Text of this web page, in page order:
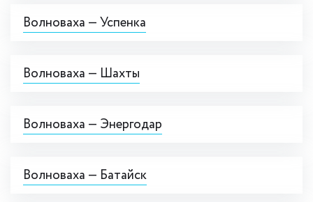
Волноваха — Успенка
Волноваха — Шахты
Волноваха — Энергодар
Волноваха — Батайск